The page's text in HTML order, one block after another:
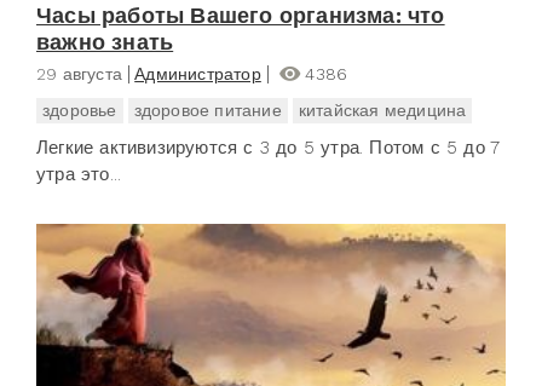
Часы работы Вашего организма: что
важно знать
29 августа Администратор
4386
здоровье
здоровое питание китайская медицина
Легкие активизируются с 3 до 5 утра. Потом с 5 до 7
утра это...